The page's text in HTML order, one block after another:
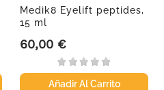
Medik8 Eyelift peptides,
15 ml
Precio
60,00 €
Añadir Al Carrito